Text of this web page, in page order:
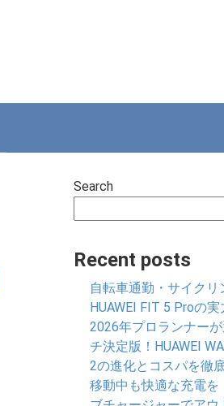
Search
Recent posts
自転車通勤・サイクリ
HUAWEI FIT 5 Proの実
2026年プロランナー
チ決定版！HUAWEI
2の進化とコスパを徹
移動中も快適な充電を